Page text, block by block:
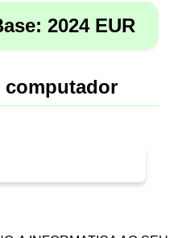
2024 EUR
computador